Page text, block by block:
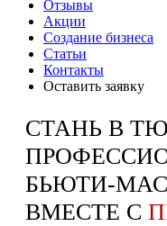
Отзывы
Акции
Создание бизнеса
Статьи
Контакты
Оставить заявку
СТАНЬ В
БЬЮТИ-
ВМЕСТЕ С